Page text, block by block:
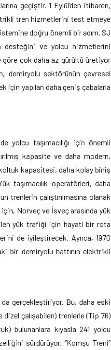
geçiştir. 1 Eylül’den itibaren,
tren hizmetlerini test etmeye
doğru önemli bir adım. SJ
desteğini ve yolcu hizmetlerini
çok daha az gürültü üretiyor
demiryolu sektörünün çevresel
için yapılan daha geniş çabalarla
yolcu taşımacılığı için önemli
kapasite ve daha modern,
kapasitesi, daha kolay biniş
taşımacılık operatörleri, daha
trenlerin çalıştırılmasına olanak
Norveç ve İsveç arasında yük
yük trafiği için hayati bir rota
de iyileştirecek. Ayrıca, 1970
bir demiryolu hattının elektrikli
da gerçekleştiriyor. Bu, daha eski
çalışabilen) trenlerle (Tip 76)
bulunanlara kıyasla 241 yolcu
sürdürüyor. “Komşu Treni”